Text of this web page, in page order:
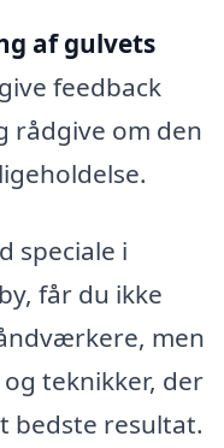
af gulvets
feedback
rådgive om den
speciale i
får du ikke
men
teknikker, der
bedste resultat.